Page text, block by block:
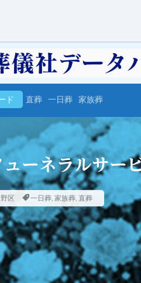
ド 直葬 一日葬 家族葬
ーネラルサー
区 一日葬, 家族葬, 直葬